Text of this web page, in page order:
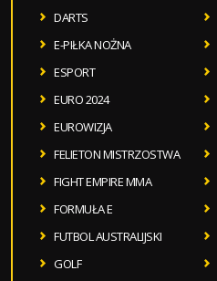
DARTS
E-PIŁKA NOŻNA
ESPORT
EURO 2024
EUROWIZJA
FELIETON MISTRZOSTWA
FIGHT EMPIRE MMA
FORMUŁA E
FUTBOL AUSTRALIJSKI
GOLF